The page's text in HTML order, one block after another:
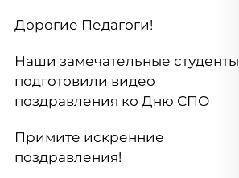
Дорогие Педагоги!
Наши замечательные студенты
подготовили видео
поздравления ко Дню СПО
Примите искренние
поздравления!